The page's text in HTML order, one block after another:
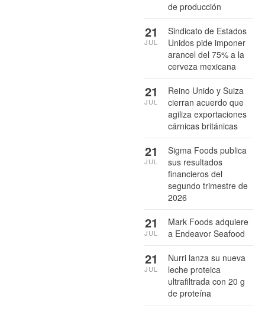
de producción
Sindicato de Estados
Unidos pide imponer
arancel del 75% a la
cerveza mexicana
21
JUL
Reino Unido y Suiza
cierran acuerdo que
agiliza exportaciones
cárnicas británicas
21
JUL
Sigma Foods publica
sus resultados
financieros del
segundo trimestre de
2026
21
JUL
Mark Foods adquiere
a Endeavor Seafood
21
JUL
Nurri lanza su nueva
leche proteica
ultrafiltrada con 20 g
de proteína
21
JUL